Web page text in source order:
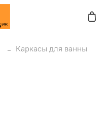
Каркасы для ванны